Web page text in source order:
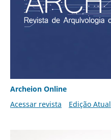
Archeion Online
Acessar revista
Edição Atual